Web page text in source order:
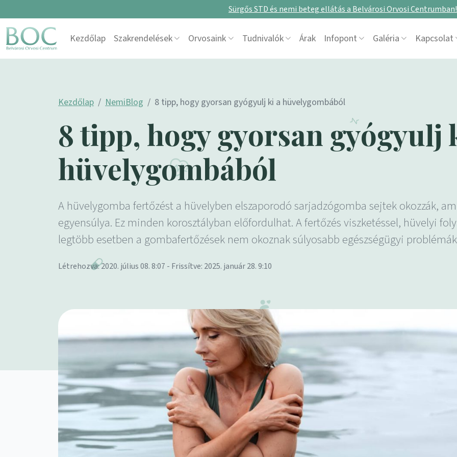
Sürgős STD és nemi beteg ellátás a Belvárosi Orvosi Centrumban!
Skip to content
Main Navigation
Kezdőlap Szakrendelések Orvosaink Tudnivalók Árak Infopont Galéria Kapcsolat
Kezdőlap NemiBlog 8 tipp, hogy gyorsan gyógyulj ki a hüvelygombából
8 tipp, hogy gyorsan gyógyulj
hüvelygombából
A hüvelygomba fertőzést a hüvelyben elszaporodó sarjadzógomba sejtek okozzák,
egyensúlya. Ez minden korosztályban előfordulhat. A fertőzés viszketéssel, hüvelyi
legtöbb esetben a gombafertőzések nem okoznak súlyosabb egészségügyi
Létrehozva: 2020. július 08. 8:07 - Frissítve: 2025. január 28. 9:10